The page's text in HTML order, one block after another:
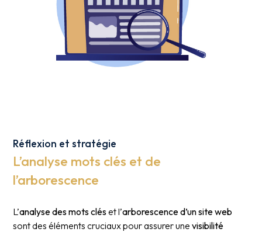
Réflexion et stratégie
L’analyse mots clés et de
l’arborescence
L’analyse des mots cléset l’arborescence d’un site web
sont des éléments cruciaux pour assurer unevisibilité